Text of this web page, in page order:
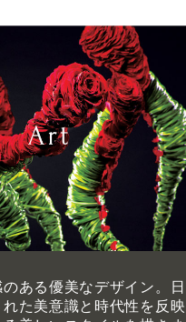
ある優美なデザイン。日
た美意識と時代性を反映